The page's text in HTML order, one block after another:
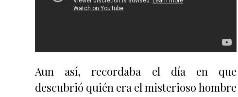
Aun así, recordaba el día en que
descubrió quién era el misterioso hombre